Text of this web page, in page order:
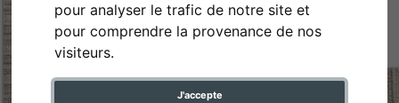
pour analyser le trafic de notre site et
pour comprendre la provenance de nos
visiteurs.
J'accepte